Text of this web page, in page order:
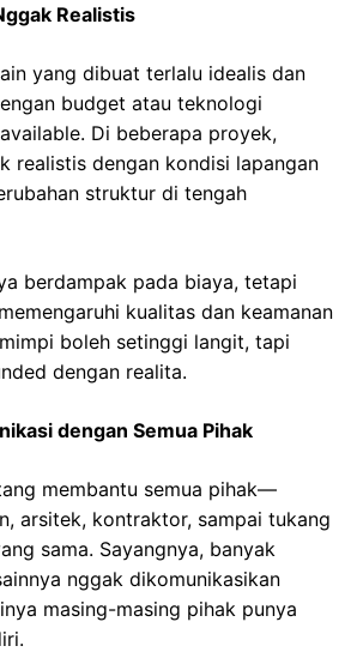
Realistis
yang dibuat terlalu idealis dan
budget atau teknologi
Di beberapa proyek,
realistis dengan kondisi lapangan
struktur di tengah
berdampak pada biaya, tetapi
kualitas dan keamanan
boleh setinggi langit, tapi
dengan realita.
dengan Semua Pihak
membantu semua pihak—
arsitek, kontraktor, sampai tukang
sama. Sayangnya, banyak
nggak dikomunikasikan
masing-masing pihak punya